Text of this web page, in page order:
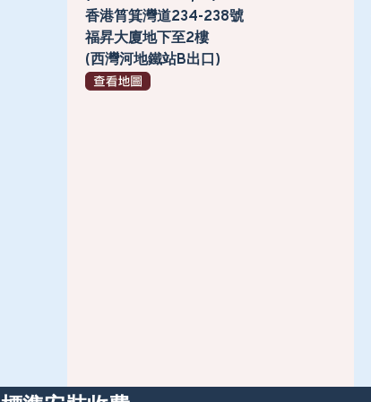
香港筲箕灣道234-238號
福昇大廈地下至2樓
(西灣河地鐵站B出口)